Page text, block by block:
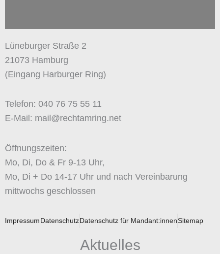
Lüneburger Straße 2
21073 Hamburg
(Eingang Harburger Ring)
Telefon: 040 76 75 55 11
E-Mail: mail@rechtamring.net
Öffnungszeiten:
Mo, Di, Do & Fr 9-13 Uhr,
Mo, Di + Do 14-17 Uhr und nach Vereinbarung
mittwochs geschlossen
ImpressumDatenschutzDatenschutz für Mandant:innenSitemap
Aktuelles